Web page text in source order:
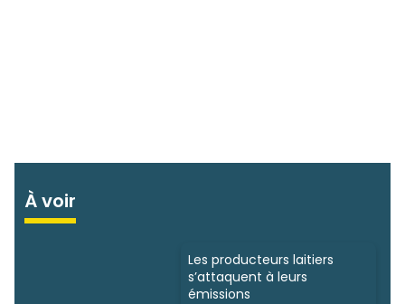
À voir
Les producteurs laitiers
s’attaquent à leurs
émissions